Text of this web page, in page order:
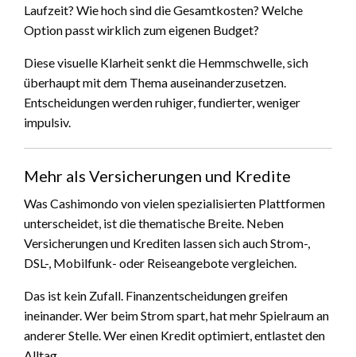
Laufzeit? Wie hoch sind die Gesamtkosten? Welche
Option passt wirklich zum eigenen Budget?
Diese visuelle Klarheit senkt die Hemmschwelle, sich
überhaupt mit dem Thema auseinanderzusetzen.
Entscheidungen werden ruhiger, fundierter, weniger
impulsiv.
Mehr als Versicherungen und Kredite
Was Cashimondo von vielen spezialisierten Plattformen
unterscheidet, ist die thematische Breite. Neben
Versicherungen und Krediten lassen sich auch Strom-,
DSL-, Mobilfunk- oder Reiseangebote vergleichen.
Das ist kein Zufall. Finanzentscheidungen greifen
ineinander. Wer beim Strom spart, hat mehr Spielraum an
anderer Stelle. Wer einen Kredit optimiert, entlastet den